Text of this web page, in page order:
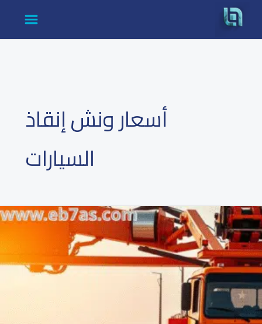
أسعار ونش إنقاذ
السيارات
رقم
ونش
انقاذ
–
استجابة
فورية
وخدمة